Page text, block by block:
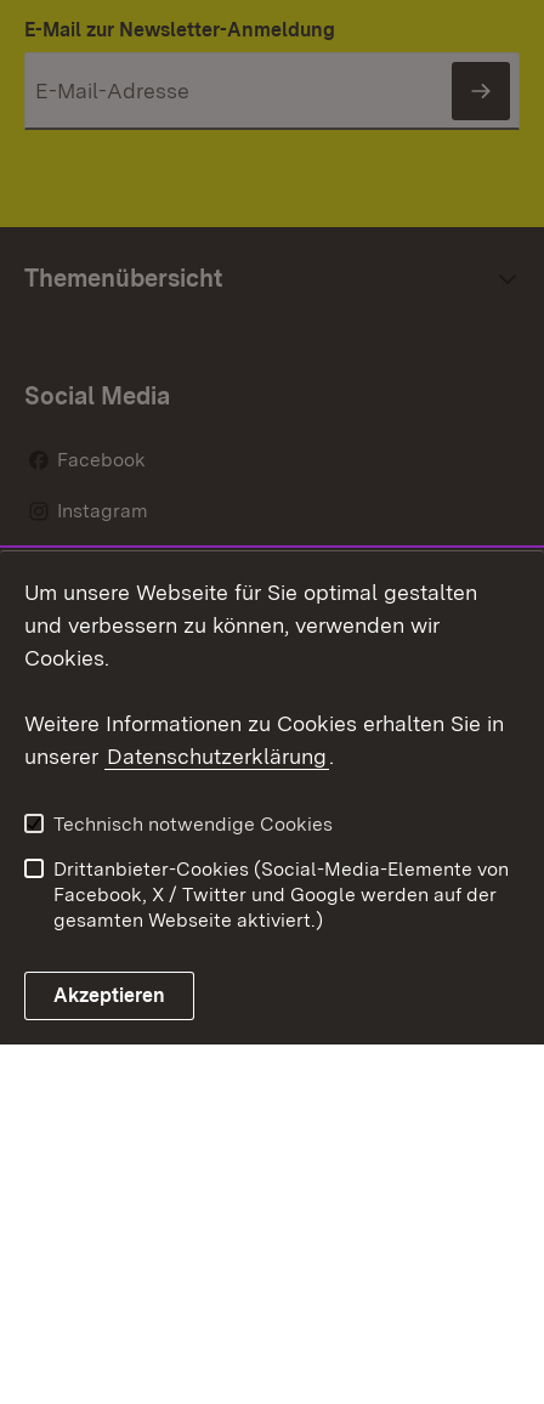
E-Mail zur Newsletter-Anmeldung
Themenübersicht
Social Media
Facebook
Instagram
Social Wall
Youtube
Link zum Landesportal
Kontakt
Datenschutz
Barrierefreiheit
Impressum Cookies
Um unsere Webseite für Sie optimal gestalten
und verbessern zu können, verwenden wir
Cookies.
Weitere Informationen zu Cookies erhalten Sie in
unserer Datenschutzerklärung.
Technisch notwendige Cookies
Drittanbieter-Cookies (Social-Media-Elemente von
Facebook, X / Twitter und Google werden auf der
gesamten Webseite aktiviert.)
Akzeptieren